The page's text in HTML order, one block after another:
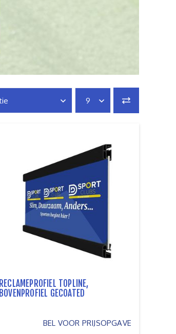
RECLAMEPROFIEL TOPLINE,
BOVENPROFIEL GECOATED
BEL VOOR PRIJSOPGAVE